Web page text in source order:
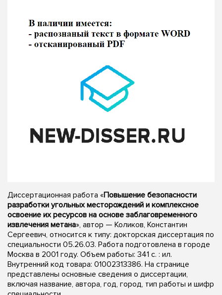
Диссертационная работа «Повышение безопасности
разработки угольных месторождений и комплексное
освоение их ресурсов на основе заблаговременного
извлечения метана», автор — Коликов, Константин
Сергеевич, относится к типу: докторская диссертация по
специальности 05.26.03. Работа подготовлена в городе
Москва в 2001 году. Объем работы: 341 с. : ил.
Внутренний код товара: 01002313386. На странице
представлены основные сведения о диссертации,
включая название, автора, год, город, тип работы и шифр